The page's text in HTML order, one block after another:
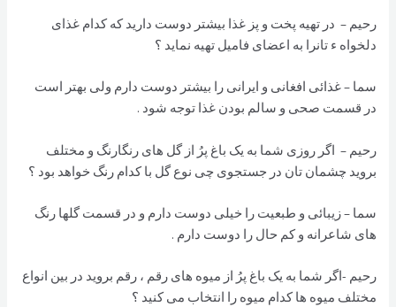
رحیم – در تهیه پخت و پز غذا بیشتر دوست دارید که کدام غذای
دلخواه ء تانرا به اعضای فامیل تهیه نماید ؟
سما – غذائی افغانی و ایرانی را بیشتر دوست دارم ولی بهتر است
در قسمت صحی و سالم بودن غذا توجه شود .
رحیم – اگر روزی شما به یک باغ پرُ از گل های رنگارنگ و مختلف
بروید چشمان تان در جستجوی چی نوع گل با کدام رنگ خواهد بود ؟
سما – زیبائی و طبعیت را خیلی دوست دارم و در قسمت گلها رنگ
های شاعرانه و کم حال را دوست دارم .
رحیم -اگر شما به یک باغ پرُ از میوه های رقم ، رقم بروید در بین انواع
مختلف میوه ها کدام میوه را انتخاب می کنید ؟